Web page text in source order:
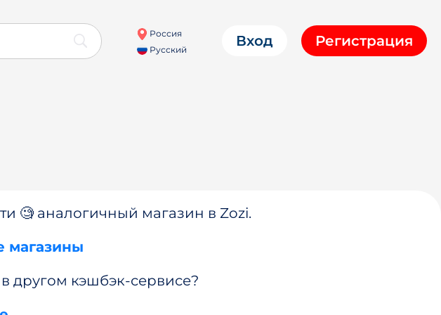
Россия
Русский
Вход Регистрация
🧐 аналогичный магазин в Zozi.
магазины
другом кэшбэк-сервисе?